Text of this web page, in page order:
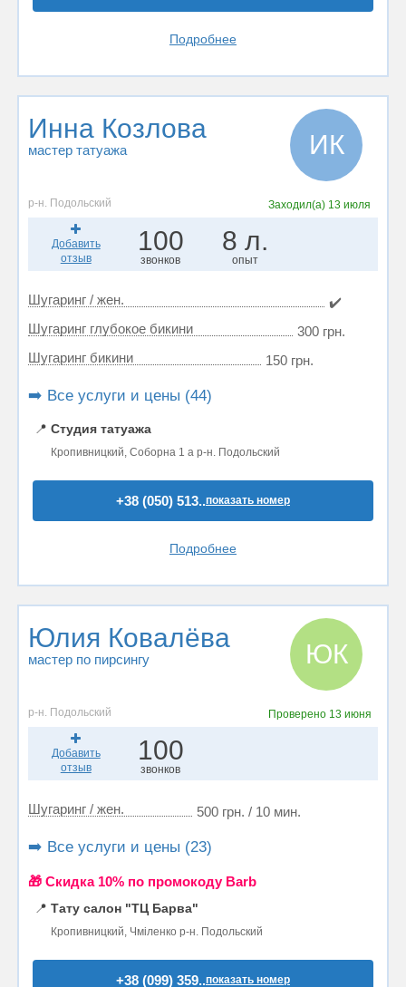
Подробнее
Инна Козлова
мастер татуажа ИК
р-н. Подольский Заходил(а) 13 июля
Добавить
отзыв
100
звонков
8 л.
опыт
Шугаринг / жен.
✔️
Шугаринг глубокое бикини
300 грн.
Шугаринг бикини
150 грн.
➡️ Все услуги и цены (44)
📍 Студия татуажа
Кропивницкий, Соборна 1 а р-н. Подольский
+38 (050) 513..показать номер
Подробнее
Юлия Ковалёва
мастер по пирсингу ЮК
р-н. Подольский Проверено 13 июня
Добавить
отзыв
100
звонков
Шугаринг / жен. 500 грн. / 10 мин.
➡️ Все услуги и цены (23)
🎁 Cкидка 10% по промокоду Barb
📍 Тату салон "ТЦ Барва"
Кропивницкий, Чміленко р-н. Подольский
+38 (099) 359..показать номер